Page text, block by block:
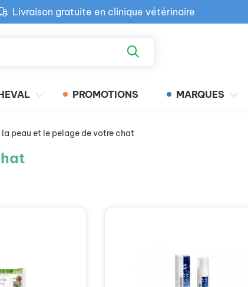
Livraison gratuite en clinique vétérinaire
Retour produit gratuit en clinique
PROMOTIONS MARQUES
peau et le pelage de votre chat